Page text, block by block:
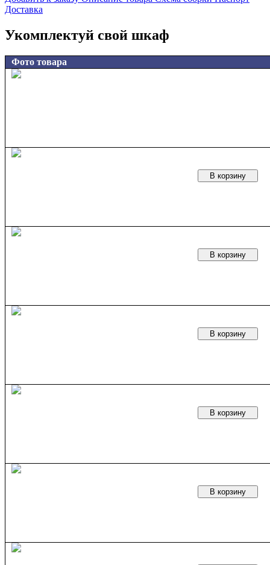
Доставка
Укомплектуй свой шкаф
Фото товара
В корзину
В корзину
В корзину
В корзину
В корзину